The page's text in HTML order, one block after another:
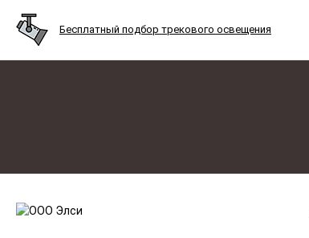
Бесплатный подбор трекового освещения